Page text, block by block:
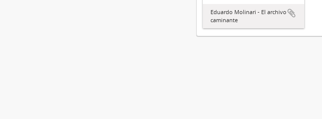
Eduardo Molinari - El archivo
caminante